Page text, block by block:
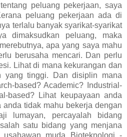
peluang pekerjaan, saya
peluang pekerjaan ada di
terlalu banyak syarikat-syarikat
dimaksudkan peluang, maka
apa yang saya mahu
berusaha mencari. Dan perlu
Lihat di mana kekurangan dan
yang tinggi. Dan disiplin mana
based? Academic? Industrial-
based? Lihat keupayaan anda
tidak mahu bekerja dengan
lumayan, percayalah bidang
satu bidang yang menjana
usahawan muda Bioteknologi -